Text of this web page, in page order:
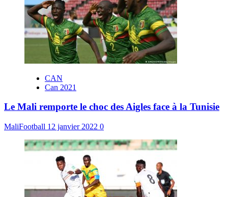
CAN
Can 2021
Le Mali remporte le choc des Aigles face à la Tunisie
MaliFootball 12 janvier 2022 0